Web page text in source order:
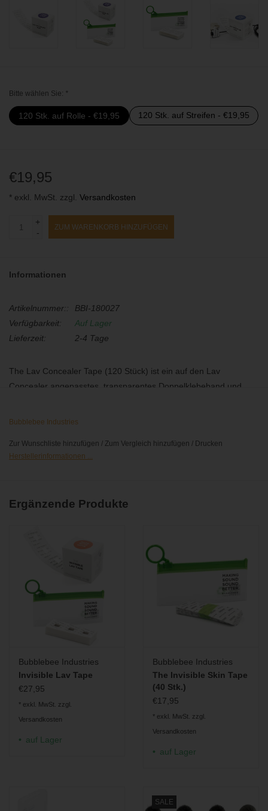
Bitte wählen Sie: *
120 Stk. auf Rolle - €19,95 120 Stk. auf Streifen - €19,95
€19,95
* exkl. MwSt. zzgl. Versandkosten
+
-
ZUM WARENKORB HINZUFÜGEN
Informationen
Artikelnummer::
BBI-180027
Verfügbarkeit:
Auf Lager
Lieferzeit:
2-4 Tage
The Lav Concealer Tape (120 Stück) ist ein auf den Lav
Concealer angepasstes, transparentes Doppelklebeband und
werden.
Bubblebee Industries
Zur Wunschliste hinzufügen / Zum Vergleich hinzufügen / Drucken
Herstellerinformationen ...
Ergänzende Produkte
Bubblebee Industries
Invisible Lav Tape
€27,95
* exkl. MwSt. zzgl.
Versandkosten
auf Lager
Bubblebee Industries
The Invisible Skin Tape
(40 Stk.)
€17,95
* exkl. MwSt. zzgl.
Versandkosten
auf Lager
SALE